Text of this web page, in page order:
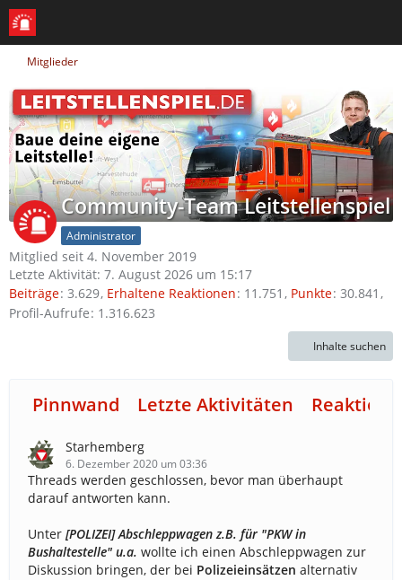
Mitglieder
Community-Team Leitstellenspiel
Administrator
Mitglied seit 4. November 2019
Letzte Aktivität: 7. August 2026 um 15:17
Beiträge 3.629 Erhaltene Reaktionen 11.751 Punkte 30.841
Profil-Aufrufe 1.316.623
Inhalte suchen
Pinnwand Letzte Aktivitäten
Starhemberg
6. Dezember 2020 um 03:36
Threads werden geschlossen, bevor man überhaupt
darauf antworten kann.
Unter [POLIZEI] Abschleppwagen z.B. für "PKW in
Bushaltestelle" u.a. wollte ich einen Abschleppwagen zur
Diskussion bringen, der bei Polizeieinsätzen alternativ